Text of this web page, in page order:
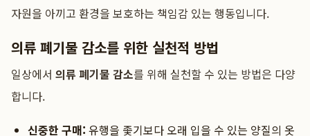
자원을 아끼고 환경을 보호하는 책임감 있는 행동입니다.
의류 폐기물 감소를 위한 실천적 방법
일상에서 의류 폐기물 감소를 위해 실천할 수 있는 방법은 다양
합니다.
신중한 구매: 유행을 좇기보다 오래 입을 수 있는 양질의 옷